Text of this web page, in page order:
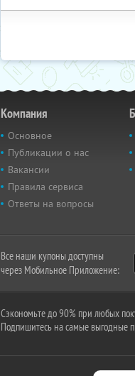
Компания
Основное
Публикации о нас
Вакансии
Правила сервиса
Ответы на вопросы
Все наши купоны доступны
через Мобильное Приложение:
Сэкономьте до 90% при любых
Подпишитесь на самые выгодные